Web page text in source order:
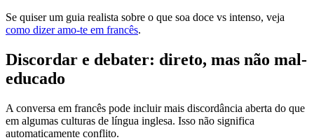
Se quiser um guia realista sobre o que soa doce vs intenso, veja
como dizer amo-te em francês.
Discordar e debater: direto, mas não mal-
educado
A conversa em francês pode incluir mais discordância aberta do que
em algumas culturas de língua inglesa. Isso não significa
automaticamente conflito.